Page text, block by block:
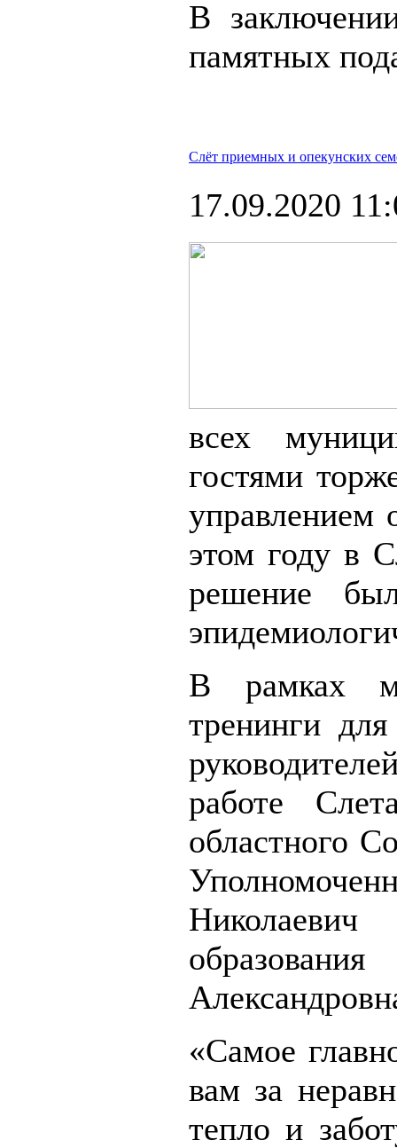
В
памятных
Слёт приемных и опекунских
17.09.2020
всех
гостями
управлением
этом году в
решение
В рамках
тренинги
работе
областного
«Самое
вам за
тепло и